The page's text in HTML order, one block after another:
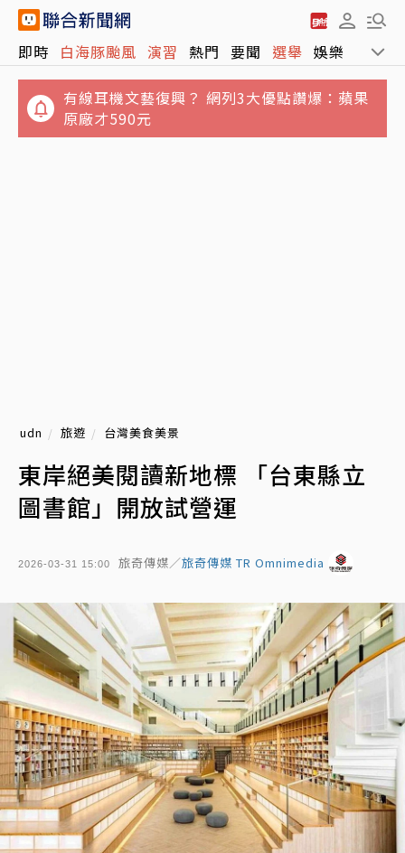
即時 白海豚颱風 演習 熱門 要聞 選舉 娛樂 運動
原廠才590元
五月天冠佑20愛女遭AI合成不雅影像 小玫瑰劉
芯妤親回擊：已截圖存證
udn 旅遊 台灣美食美景
東岸絕美閱讀新地標 「台東縣立
圖書館」開放試營運
2026-03-31 15:00 旅奇傳媒／旅奇傳媒 TR Omnimedia